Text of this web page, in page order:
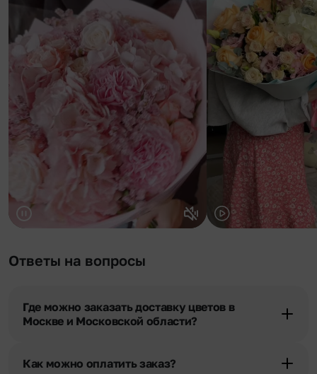
Ответы на вопросы
Где можно заказать доставку цветов в
Москве и Московской области?
Как можно оплатить заказ?